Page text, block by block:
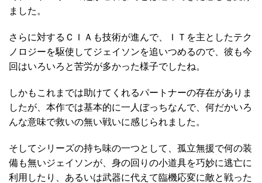
ました。
さらに対するＣＩＡも技術が進んで、ＩＴを主としたテク
ノロジーを駆使してジェイソンを追いつめるので、彼も今
回はいろいろと苦労が多かった様子でしたね。
しかもこれまでは助けてくれるパートナーの存在がありま
したが、本作では基本的に一人ぼっちなんで、何だかいろ
んな意味で救いの無い戦いに感じられました。
そしてシリーズの持ち味の一つとして、孤立無援で何の装
備も無いジェイソンが、身の回りの小道具を巧妙に逃亡に
利用したり、あるいは武器に代えて臨機応変に敵と戦った